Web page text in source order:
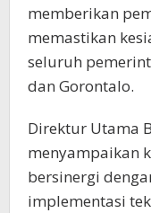
memberikan
memastikan
seluruh
dan Gorontalo.
Direktur Utama
menyampaikan
bersinergi
implementasi